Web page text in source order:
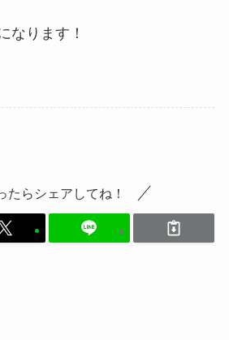
なります！
たらシェアしてね！